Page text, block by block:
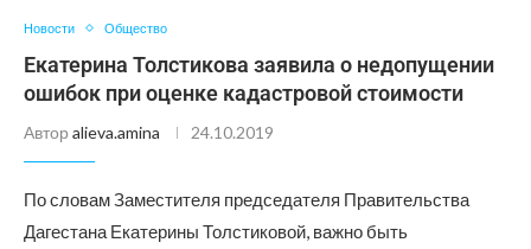
Новости Общество
Екатерина Толстикова заявила о недопущении
ошибок при оценке кадастровой стоимости
Автор alieva.amina 24.10.2019
По словам Заместителя председателя Правительства
Дагестана Екатерины Толстиковой, важно быть